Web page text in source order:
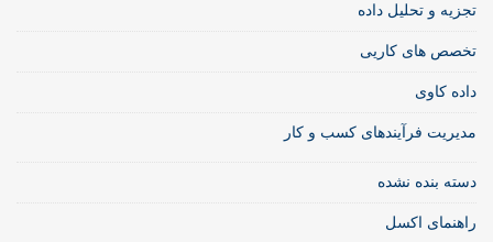
تجزیه و تحلیل داده
تخصص های کاریی
داده کاوی
مدیریت فرآیندهای کسب و کار
دسته بنده نشده
راهنمای اکسل